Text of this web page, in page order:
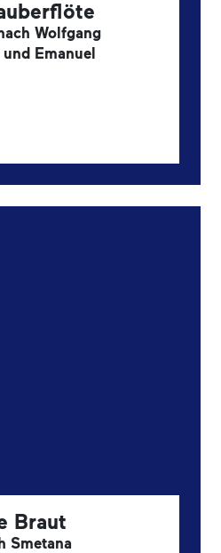
Wolfgang
Emanuel
Braut
Smetana